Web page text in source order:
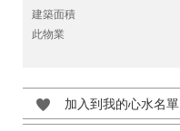
建築面積
此物業
加入到我的心水名單